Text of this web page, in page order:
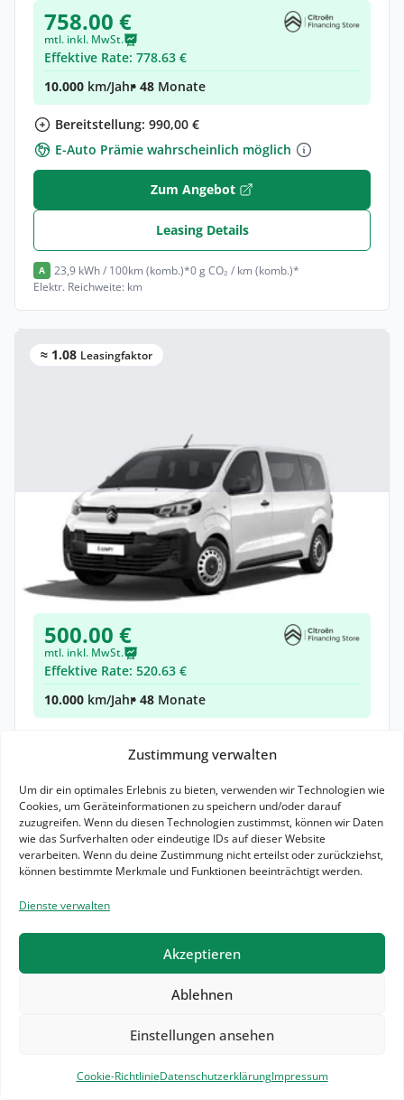
Zustimmung verwalten
Um dir ein optimales Erlebnis zu bieten, verwenden wir Technologien wie
Cookies, um Geräteinformationen zu speichern und/oder darauf
zuzugreifen. Wenn du diesen Technologien zustimmst, können wir Daten
wie das Surfverhalten oder eindeutige IDs auf dieser Website
verarbeiten. Wenn du deine Zustimmung nicht erteilst oder zurückziehst,
können bestimmte Merkmale und Funktionen beeinträchtigt werden.
Dienste verwalten
Akzeptieren
Ablehnen
Einstellungen ansehen
Cookie-RichtlinieDatenschutzerklärungImpressum
Filter
758.00 €
mtl. inkl. MwSt.
Effektive Rate: 778.63 €
10.000 km/Jahr• 48 Monate
Bereitstellung: 990,00 €
E-Auto Prämie wahrscheinlich möglich
Zum Angebot
Leasing Details
A 23,9 kWh / 100km (komb.)*0 g CO₂ / km (komb.)*
Elektr. Reichweite: km
≈ 1.08 Leasingfaktor
Gewerbe & Privat
Citroën Jumpy Kombi Kombi (Länge M)
Elektro •Automatik •
Neuwagen(konfigurierbar)
500.00 €
mtl. inkl. MwSt.
Effektive Rate: 520.63 €
10.000 km/Jahr• 48 Monate
E-Auto Prämie wahrscheinlich möglich
Zum Angebot
Leasing Details
Elektr. Reichweite: km